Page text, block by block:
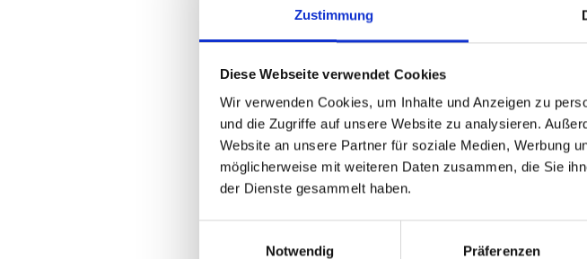
Zustimmung
Diese Webseite verwendet Cookies
Wir verwenden Cookies, um Inhalte und Anzeigen zu
und die Zugriffe auf unsere Website zu analysieren.
Website an unsere Partner für soziale Medien, Werbung
möglicherweise mit weiteren Daten zusammen, die Sie
der Dienste gesammelt haben.
Notwendig
Präferenzen
Angebotsanfrage
Privatperson